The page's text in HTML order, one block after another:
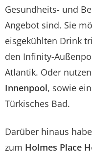
Gesundheits- und
Angebot sind. Sie
eisgekühlten Drink
den Infinity-
Atlantik. Oder
Innenpool, sowie
Türkisches Bad.
Darüber hinaus
zum Holmes Place